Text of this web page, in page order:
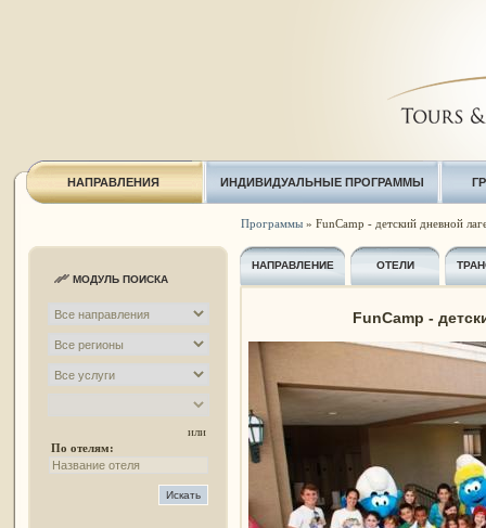
НАПРАВЛЕНИЯ ИНДИВИДУАЛЬНЫЕ ПРОГРАММЫ
МОДУЛЬ ПОИСКА
или
По отелям:
Программы» FunCamp - детский дневной
НАПРАВЛЕНИЕ ОТЕЛИ
FunCamp -